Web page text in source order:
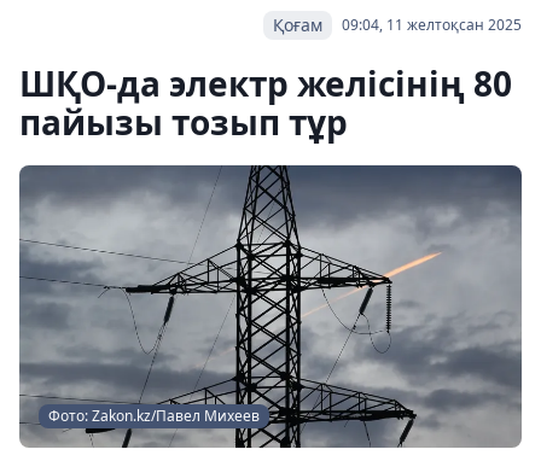
09:04, 11 желтоқсан 2025
Қоғам
ШҚО-да электр желісінің 80
пайызы тозып тұр
Фото: Zakon.kz/Павел Михеев